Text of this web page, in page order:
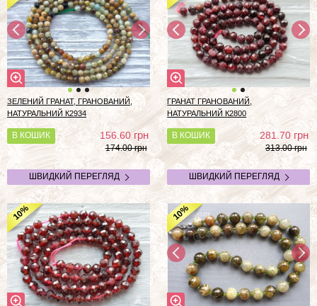
ЗЕЛЕНИЙ ГРАНАТ, ГРАНОВАНИЙ,
НАТУРАЛЬНИЙ К2934
В КОШИК 156.60грн
174.00 грн
ШВИДКИЙ ПЕРЕГЛЯД
ГРАНАТ ГРАНОВАНИЙ,
НАТУРАЛЬНИЙ К2800
В КОШИК 281.70грн
313.00 грн
ШВИДКИЙ ПЕРЕГЛЯД
10% 10%